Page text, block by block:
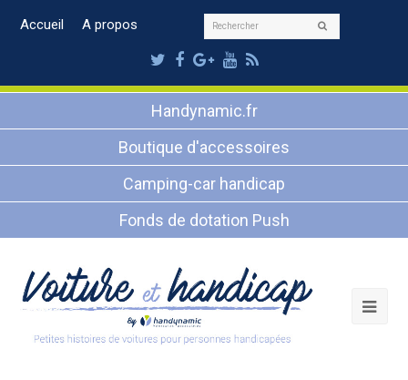
Accueil A propos Rechercher
Twitter
Facebook
Google
Plus
Youtube
RSS
Handynamic.fr
Boutique d'accessoires
Camping-car handicap
Fonds de dotation Push